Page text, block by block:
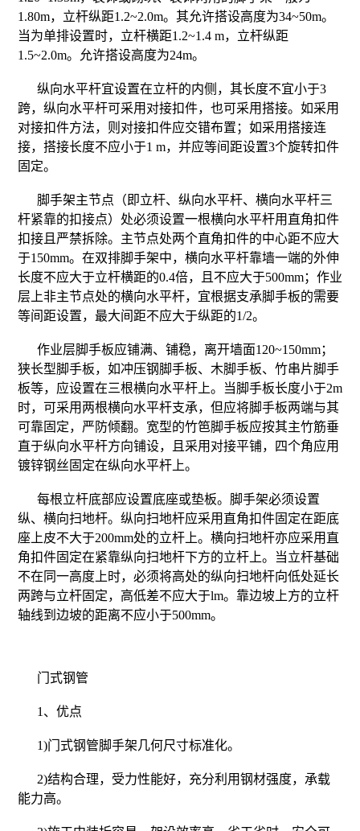
1.80m，立杆纵距1.2~2.0m。其允许搭设高度为34~50m。
当为单排设置时，立杆横距1.2~1.4 m，立杆纵距
1.5~2.0m。允许搭设高度为24m。
纵向水平杆宜设置在立杆的内侧，其长度不宜小于3
跨，纵向水平杆可采用对接扣件，也可采用搭接。如采用
对接扣件方法，则对接扣件应交错布置；如采用搭接连
接，搭接长度不应小于1 m，并应等间距设置3个旋转扣件
固定。
脚手架主节点（即立杆、纵向水平杆、横向水平杆三
杆紧靠的扣接点）处必须设置一根横向水平杆用直角扣件
扣接且严禁拆除。主节点处两个直角扣件的中心距不应大
于150mm。在双排脚手架中，横向水平杆靠墙一端的外伸
长度不应大于立杆横距的0.4倍，且不应大于500mm；作业
层上非主节点处的横向水平杆，宜根据支承脚手板的需要
等间距设置，最大间距不应大于纵距的1/2。
作业层脚手板应铺满、铺稳，离开墙面120~150mm；
狭长型脚手板，如冲压钢脚手板、木脚手板、竹串片脚手
板等，应设置在三根横向水平杆上。当脚手板长度小于2m
时，可采用两根横向水平杆支承，但应将脚手板两端与其
可靠固定，严防倾翻。宽型的竹笆脚手板应按其主竹筋垂
直于纵向水平杆方向铺设，且采用对接平铺，四个角应用
镀锌钢丝固定在纵向水平杆上。
每根立杆底部应设置底座或垫板。脚手架必须设置
纵、横向扫地杆。纵向扫地杆应采用直角扣件固定在距底
座上皮不大于200mm处的立杆上。横向扫地杆亦应采用直
角扣件固定在紧靠纵向扫地杆下方的立杆上。当立杆基础
不在同一高度上时，必须将高处的纵向扫地杆向低处延长
两跨与立杆固定，高低差不应大于lm。靠边坡上方的立杆
轴线到边坡的距离不应小于500mm。
门式钢管
1、优点
1)门式钢管脚手架几何尺寸标准化。
2)结构合理，受力性能好，充分利用钢材强度，承载
能力高。